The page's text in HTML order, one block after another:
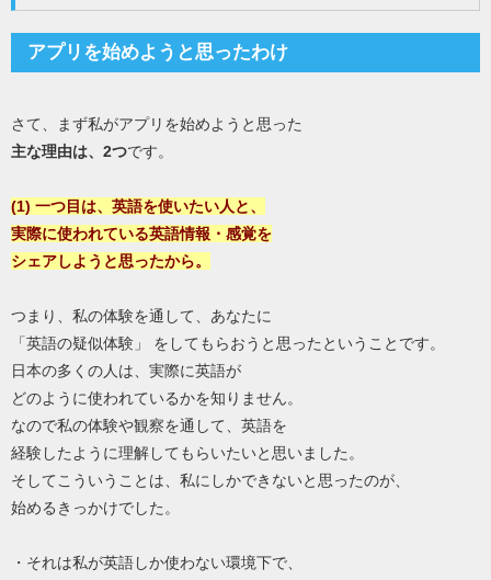
アプリを始めようと思ったわけ
さて、まず私がアプリを始めようと思った
主な理由は、2つです。
(1) 一つ目は、英語を使いたい人と、
実際に使われている英語情報・感覚を
シェアしようと思ったから。
つまり、私の体験を通して、あなたに
「英語の疑似体験」 をしてもらおうと思ったということです。
日本の多くの人は、実際に英語が
どのように使われているかを知りません。
なので私の体験や観察を通して、英語を
経験したように理解してもらいたいと思いました。
そしてこういうことは、私にしかできないと思ったのが、
始めるきっかけでした。
・それは私が英語しか使わない環境下で、